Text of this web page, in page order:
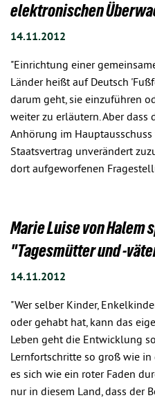
elektronischen
14.11.2012
"Einrichtung einer
Länder heißt auf Deutsch
darum geht, sie einzuführen
weiter zu erläutern. Aber
Anhörung im
Staatsvertrag unverändert
dort aufgeworfenen
Marie Luise von Halem
"Tagesmütter und -
14.11.2012
"Wer selber Kinder,
oder gehabt hat, kann das
Leben geht die Entwicklung
Lernfortschritte so groß wie in
es sich wie ein roter Faden
nur in diesem Land, dass der